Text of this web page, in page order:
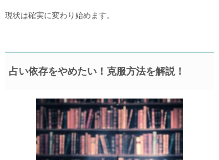
現状は確実に変わり始めます。
占い依存をやめたい！克服方法を解説！